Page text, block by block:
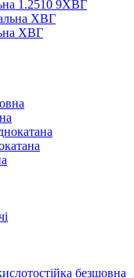
1.2510 9ХВГ
ХВГ